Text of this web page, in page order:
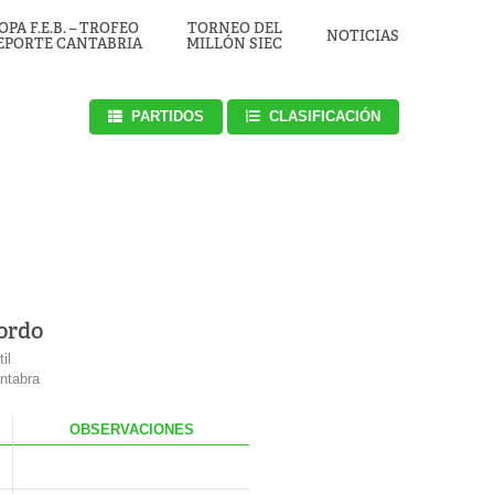
F.E.B. – TROFEO
CANTABRIA
TORNEO DEL
MILLÓN SIEC
NOTICIAS
PARTIDOS CLASIFICACIÓN
OBS ERVACIONES